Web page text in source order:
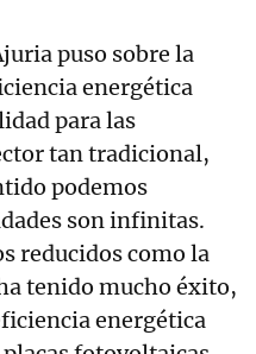
puso sobre la
energética
para las
tan tradicional,
podemos
son infinitas.
reducidos como la
tenido mucho éxito,
energética